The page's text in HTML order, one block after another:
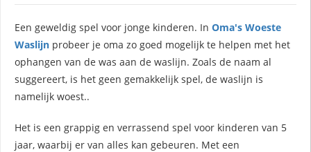
Een geweldig spel voor jonge kinderen. In Oma's Woeste
Waslijn probeer je oma zo goed mogelijk te helpen met het
ophangen van de was aan de waslijn. Zoals de naam al
suggereert, is het geen gemakkelijk spel, de waslijn is
namelijk woest..
Het is een grappig en verrassend spel voor kinderen van 5
jaar, waarbij er van alles kan gebeuren. Met een